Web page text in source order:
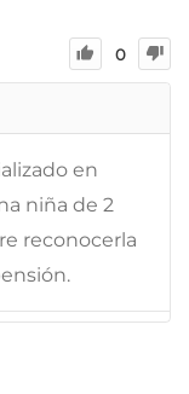
0
en
niña de 2
reconocerla